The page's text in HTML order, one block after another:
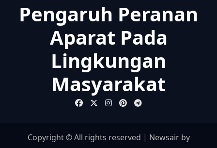
Pengaruh Peranan
Aparat Pada
Lingkungan
Masyarakat
Copyright © All rights reserved | Newsairby